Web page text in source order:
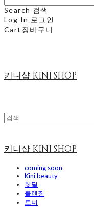
Search 검색
Log In 로그인
Cart 장바구니
키니샵 KINI SHOP
키니샵 KINI SHOP
coming soon
Kini beauty
핫딜
클렌징
토너